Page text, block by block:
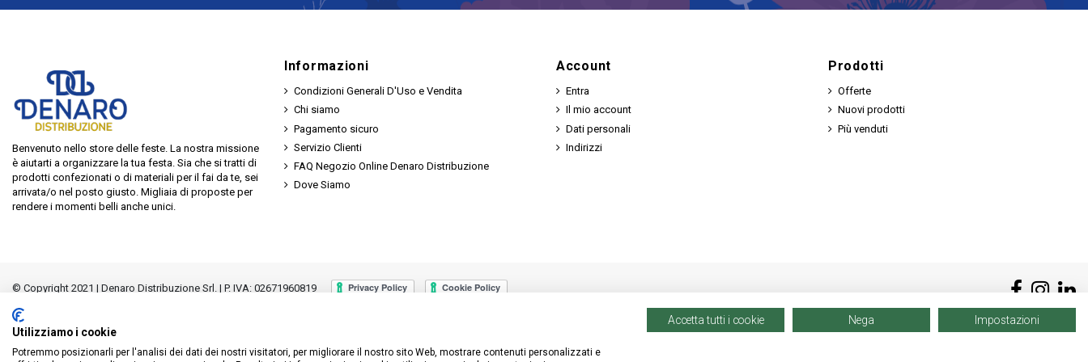
Benvenuto nello store delle feste. La nostra missione
è aiutarti a organizzare la tua festa. Sia che si tratti di
prodotti confezionati o di materiali per il fai da te, sei
arrivata/o nel posto giusto. Migliaia di proposte per
rendere i momenti belli anche unici.
Informazioni
Condizioni Generali D'Uso e Vendita
Chi siamo
Pagamento sicuro
Servizio Clienti
FAQ Negozio Online Denaro Distribuzione
Dove Siamo
Account
Entra
Il mio account
Dati personali
Indirizzi
Prodotti
Offerte
Nuovi prodotti
Più venduti
© Copyright 2021 | Denaro Distribuzione Srl. | P. IVA: 02671960819
Utilizziamo i cookie
Potremmo posizionarli per l'analisi dei dati dei nostri visitatori, per migliorare il nostro sito Web, mostrare contenuti personalizzati e
Accetta tutti i cookie Nega Impostazioni